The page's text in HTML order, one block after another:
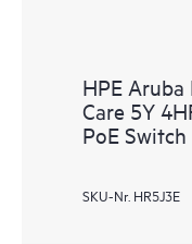
HPE
Care 5Y
PoE Switch
SKU-Nr. HR5J3E